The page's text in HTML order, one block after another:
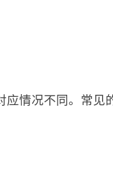
情况不同。常见